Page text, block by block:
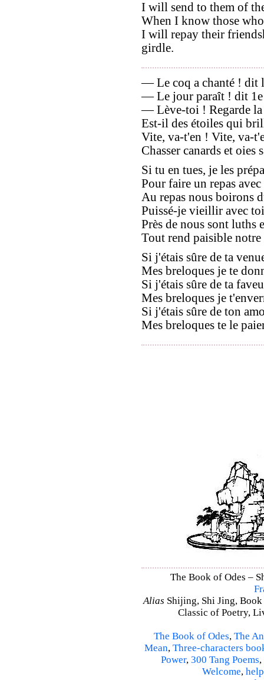
I will send to them of
When I know those
I will repay their
girdle.
— Le coq a chanté ! dit
— Le jour paraît ! dit 1e
— Lève-toi ! Regarde
Est-il des étoiles qui
Vite, va-t'en ! Vite, va-
Chasser canards et oies
Si tu en tues, je les
Pour faire un repas
Au repas nous boirons
Puissé-je vieillir avec
Près de nous sont luths
Tout rend paisible
Si j'étais sûre de ta
Mes breloques je te
Si j'étais sûre de ta
Mes breloques je
Si j'étais sûre de ton
Mes breloques te le
The Book of Odes –
Alias Shijing, Shi Jing,
Classic of Poetry,
The Book of Odes, The
Mean, Three-characters
Power, 300 Tang Poems,
Welcome, help